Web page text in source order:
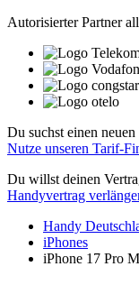
Autorisierter Partner
Du suchst einen neuen
Nutze unseren Tarif-
Du willst deinen
Handyvertrag
Handy
iPhones
iPhone 17 Pro